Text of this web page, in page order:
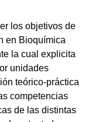
los objetivos de
en Bioquímica
la cual explicita
unidades
teórico-práctica
competencias
de las distintas